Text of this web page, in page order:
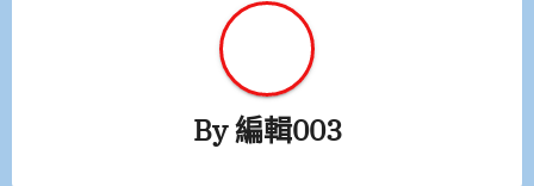
By編輯003